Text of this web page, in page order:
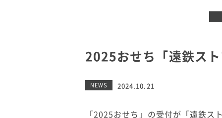
2025おせち「遠鉄ス
NEWS 2024.10.21
「2025おせち」の受付が「遠鉄